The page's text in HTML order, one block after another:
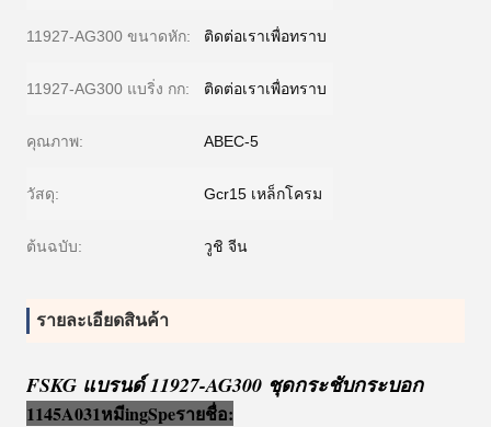
11927-AG300 ขนาดหัก: ติดต่อเราเพื่อทราบ
11927-AG300 แบริ่ง กก: ติดต่อเราเพื่อทราบ
คุณภาพ: ABEC-5
วัสดุ: Gcr15 เหล็กโครม
ต้นฉบับ: วูชิ จีน
รายละเอียดสินค้า
FSKG แบรนด์ 11927-AG300 ชุดกระชับกระบอก
1145A031หมีingSpeรายชื่อ: